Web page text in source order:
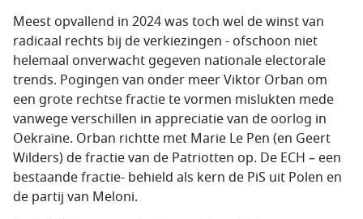
Meest opvallend in 2024 was toch wel de winst van
radicaal rechts bij de verkiezingen - ofschoon niet
helemaal onverwacht gegeven nationale electorale
trends. Pogingen van onder meer Viktor Orban om
een grote rechtse fractie te vormen mislukten mede
vanwege verschillen in appreciatie van de oorlog in
Oekraïne. Orban richtte met Marie Le Pen (en Geert
Wilders) de fractie van de Patriotten op. De ECH – een
bestaande fractie- behield als kern de PiS uit Polen en
de partij van Meloni.